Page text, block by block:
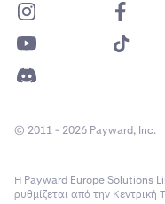
© 2011 - 2026 Payward, Inc.
Η Payward Europe Solutions
ρυθμίζεται από την